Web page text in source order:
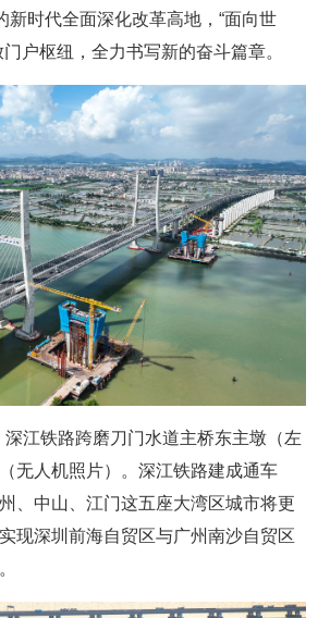
新时代全面深化改革高地，“面向世
户枢纽，全力书写新的奋斗篇章。
江铁路跨磨刀门水道主桥东主墩（左
无人机照片）。深江铁路建成通车
、中山、江门这五座大湾区城市将更
现深圳前海自贸区与广州南沙自贸区